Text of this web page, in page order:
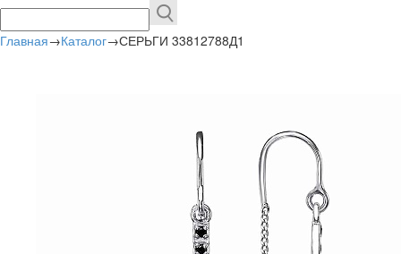
Главная→Каталог→СЕРЬГИ 33812788Д1